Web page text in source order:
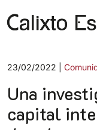
23/02/2022 |
Una
capital